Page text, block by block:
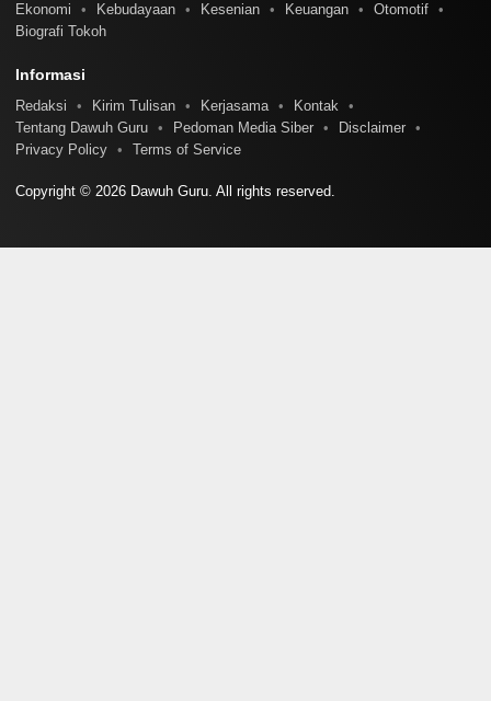
Ekonomi
Kebudayaan Kesenian Keuangan
Otomotif
Biografi Tokoh
Informasi
Redaksi Kirim Tulisan Kerjasama
Kontak
Tentang Dawuh Guru
Pedoman Media Siber
Disclaimer
Privacy Policy
Terms of Service
Copyright © 2026 Dawuh Guru. All rights reserved.